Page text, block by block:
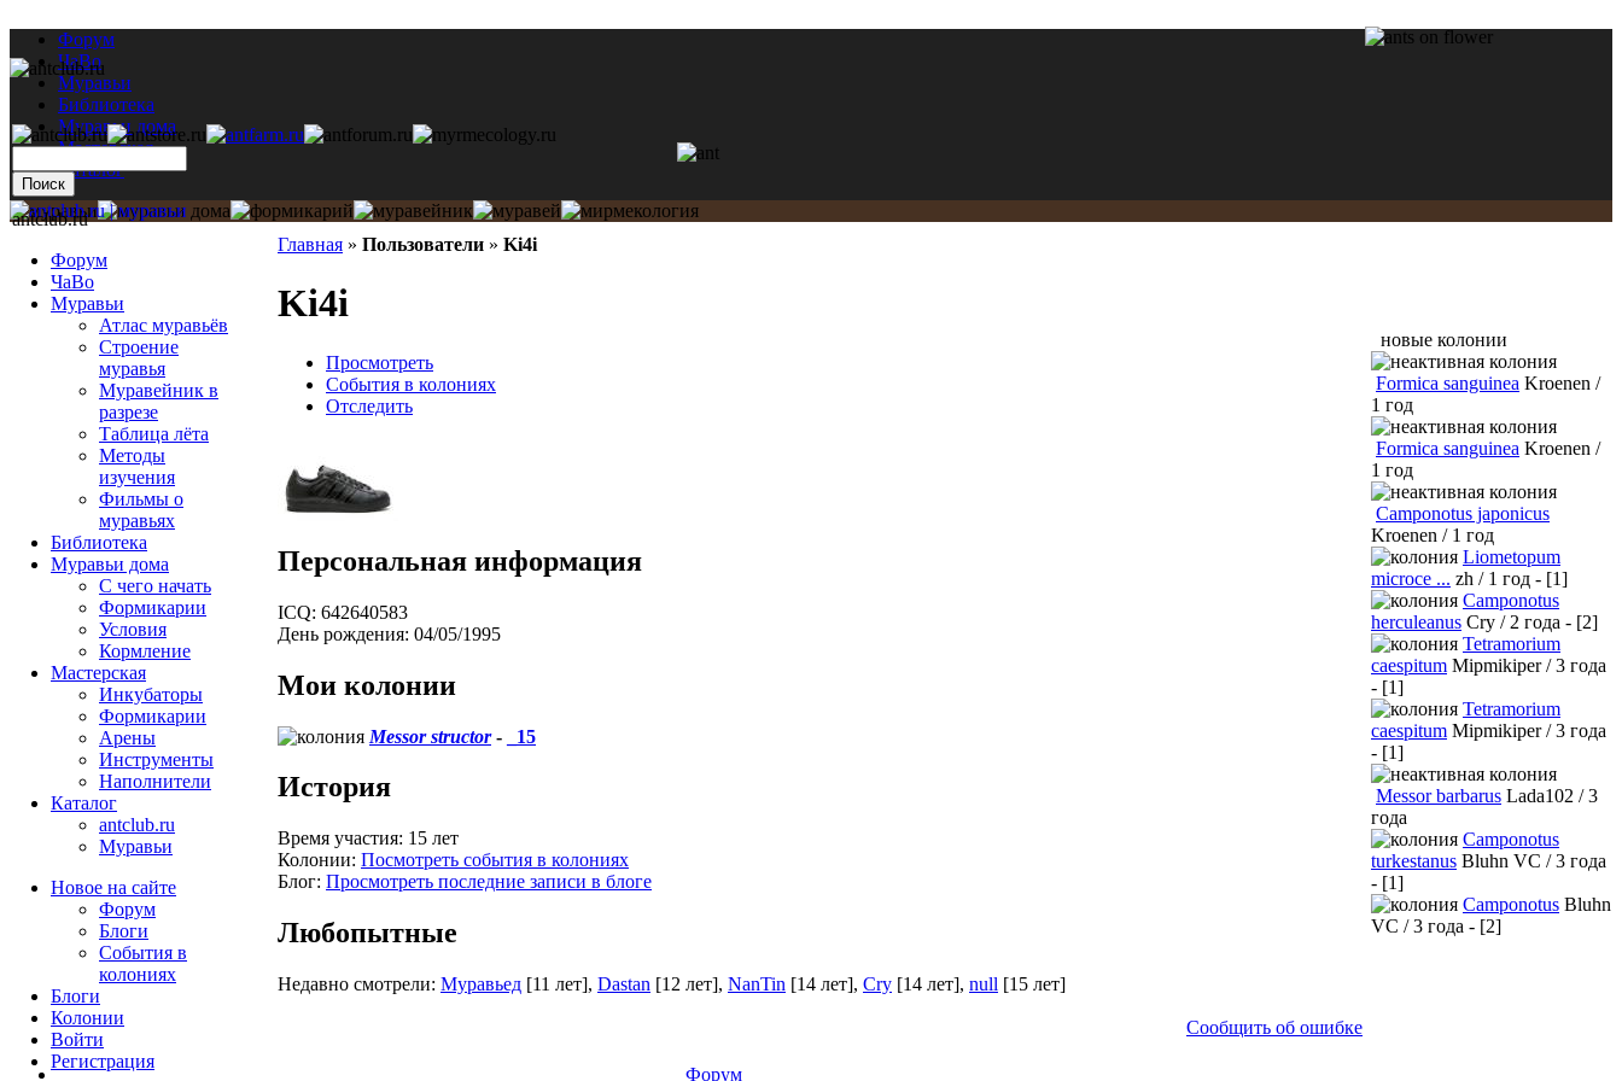
Форум
ЧаВо
Муравьи
Библиотека
Муравьи дома
Мастерская
Каталог
Главная » Пользователи » Ki4i
Ki4i
Просмотреть
События в колониях
Отследить
Персональная информация
ICQ: 642640583
День рождения: 04/05/1995
Мои колонии
Messor structor- _15
История
Время участия: 15 лет
Колонии: Посмотреть события в колониях
Блог: Просмотреть последние записи в блоге
Любопытные
Недавно смотрели: Муравьед [11 лет], Dastan [12 лет], NanTin [14 лет], Cry [14 лет], null [15 лет]
Сообщить об ошибке
antclub.ru
Форум
ЧаВо
Муравьи
Атлас муравьёв
Строение
муравья
Муравейник в
разрезе
Таблица лёта
Методы
изучения
Фильмы о
муравьях
Библиотека
Муравьи дома
С чего начать
Формикарии
Условия
Кормление
Мастерская
Инкубаторы
Формикарии
Арены
Инструменты
Наполнители
Каталог
antclub.ru
Муравьи
Новое на сайте
Форум
Блоги
События в
колониях
Блоги
Колонии
Войти
Peгиcтpaция
новые колонии
Formica sanguinea Kroenen /
1 год
Formica sanguinea Kroenen /
1 год
Camponotus japonicus
Kroenen / 1 год
Liometopum
microce ... zh / 1 год - [1]
Camponotus
herculeanus Cry / 2 года - [2]
Tetramorium
caespitum Mipmikiper / 3 года
- [1]
Tetramorium
caespitum Mipmikiper / 3 года
- [1]
Messor barbarus Lada102 / 3
года
Camponotus
turkestanus Bluhn VC / 3 года
- [1]
Camponotus Bluhn
VC / 3 года - [2]
Форум